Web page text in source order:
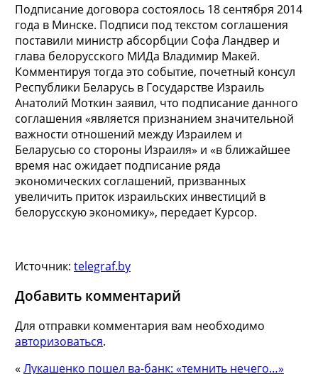
Подписание договора состоялось 18 сентября 2014
года в Минске. Подписи под текстом соглашения
поставили министр абсорбции Софа Ландвер и
глава белорусского МИДа Владимир Макей.
Комментируя тогда это событие, почетный консул
Республики Беларусь в Государстве Израиль
Анатолий Моткин заявил, что подписание данного
соглашения «является признанием значительной
важности отношений между Израилем и
Беларусью со стороны Израиля» и «в ближайшее
время нас ожидает подписание ряда
экономических соглашений, призванных
увеличить приток израильских инвестиций в
белорусскую экономику», передает Курсор.
Источник: telegraf.by
Добавить комментарий
Для отправки комментария вам необходимо
авторизоваться.
« Лукашенко пошел ва-банк: «темнить нечего…»